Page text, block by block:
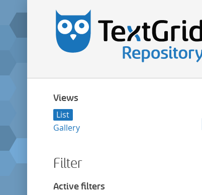
Views
List
Gallery
Filter
Active filters